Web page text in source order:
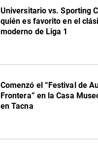
Universitario vs. Sporting
quién es favorito en el
moderno de Liga 1
Comenzó el “Festival de
Frontera” en la Casa
en Tacna